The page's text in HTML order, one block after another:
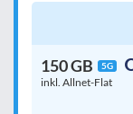
150 GB 5G
inkl. Allnet-Flat